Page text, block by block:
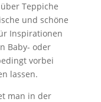
Teppiche
und schöne
Inspirationen
Baby- oder
vorbei
lassen.
man in der